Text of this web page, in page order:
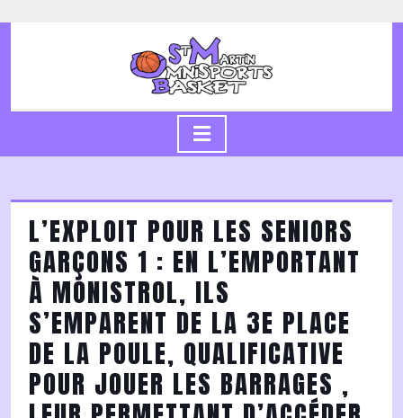
to
L’EXPLOIT POUR LES SENIORS
GARÇONS 1 : EN L’EMPORTANT
À MONISTROL, ILS
S’EMPARENT DE LA 3E PLACE
DE LA POULE, QUALIFICATIVE
POUR JOUER LES BARRAGES ,